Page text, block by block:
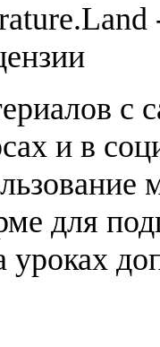
с
и в
для
уроках